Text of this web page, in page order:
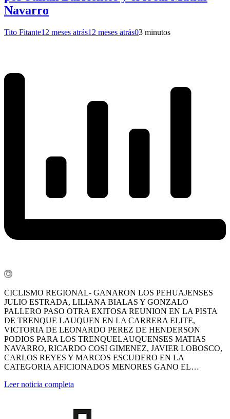
Navarro
Tito Fitante12 meses atrás12 meses atrás03 minutos
CICLISMO REGIONAL- GANARON LOS PEHUAJENSES
JULIO ESTRADA, LILIANA BIALAS Y GONZALO
PALLERO PASO OTRA EXITOSA REUNION EN LA PISTA
DE TRENQUE LAUQUEN EN LA CARRERA ELITE,
VICTORIA DE LEONARDO PEREZ DE HENDERSON
PODIOS PARA LOS TRENQUELAUQUENSES MATIAS
NAVARRO, RICARDO COSI GIMENEZ, JAVIER LOBOSCO,
CARLOS REYES Y MARCOS ESCUDERO EN LA
CATEGORIA AFICIONADOS MENORES GANO EL…
Leer noticia completa